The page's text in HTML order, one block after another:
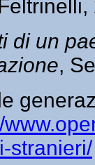
di un
,
stranieri/